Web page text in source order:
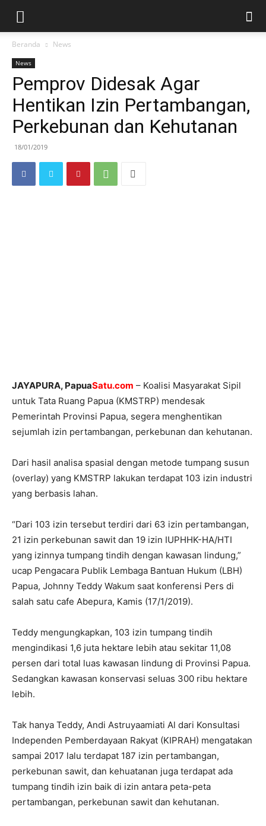
Beranda News
News
Pemprov Didesak Agar
Hentikan Izin Pertambangan,
Perkebunan dan Kehutanan
18/01/2019
JAYAPURA, PapuaSatu.com – Koalisi Masyarakat Sipil
untuk Tata Ruang Papua (KMSTRP) mendesak
Pemerintah Provinsi Papua, segera menghentikan
sejumlah izin pertambangan, perkebunan dan kehutanan.
Dari hasil analisa spasial dengan metode tumpang susun
(overlay) yang KMSTRP lakukan terdapat 103 izin industri
yang berbasis lahan.
“Dari 103 izin tersebut terdiri dari 63 izin pertambangan,
21 izin perkebunan sawit dan 19 izin IUPHHK-HA/HTI
yang izinnya tumpang tindih dengan kawasan lindung,”
ucap Pengacara Publik Lembaga Bantuan Hukum (LBH)
Papua, Johnny Teddy Wakum saat konferensi Pers di
salah satu cafe Abepura, Kamis (17/1/2019).
Teddy mengungkapkan, 103 izin tumpang tindih
mengindikasi 1,6 juta hektare lebih atau sekitar 11,08
persen dari total luas kawasan lindung di Provinsi Papua.
Sedangkan kawasan konservasi seluas 300 ribu hektare
lebih.
Tak hanya Teddy, Andi Astruyaamiati Al dari Konsultasi
Independen Pemberdayaan Rakyat (KIPRAH) mengatakan
sampai 2017 lalu terdapat 187 izin pertambangan,
perkebunan sawit, dan kehuatanan juga terdapat ada
tumpang tindih izin baik di izin antara peta-peta
pertambangan, perkebunan sawit dan kehutanan.